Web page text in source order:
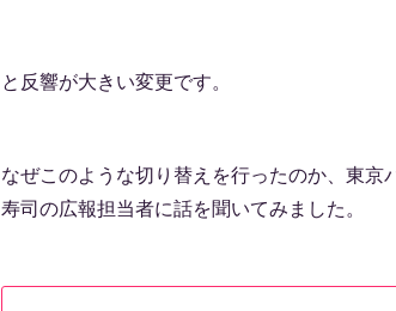
と反響が大きい変更です。
なぜこのような切り替えを行ったのか、東京
寿司の広報担当者に話を聞いてみました。